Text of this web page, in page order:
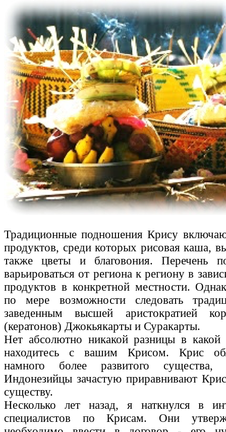
Традиционные подношения Крису
продуктов, среди которых рисовая каша,
также цветы и благовония. Перечень
варьироваться от региона к региону в
продуктов в конкретной местности.
по мере возможности следовать
заведенным высшей аристократией
(кератонов) Джокьякарты и Суракарты.
Нет абсолютно никакой разницы в какой
находитесь с вашим Крисом. Крис
намного более развитого существа,
Индонезийцы зачастую приравнивают
существу.
Несколько лет назад, я наткнулся в
специалистов по Крисам. Они